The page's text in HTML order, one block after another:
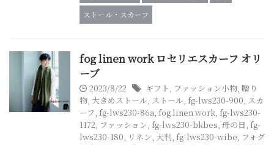
ストール・スカーフ
fog linen work ロセリエスカーフ オリ
ーブ
2023/8/22 ギフト, ファッション小物, 贈り
物, 大きめストール, ストール, fg-lws230-900, スカ
ーフ, fg-lws230-86a, fog linen work, fg-lws230-
1172, ファッション, fg-lws230-bkbes, 母の日, fg-
lws230-180, リネン, 大判, fg-lws230-wibe, フォグ